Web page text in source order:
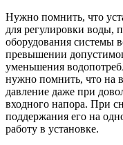
Нужно помнить, что
для регулировки воды,
оборудования системы
превышении
уменьшения
нужно помнить, что на
давление даже при
входного напора. При
поддержания его на
работу в установке.